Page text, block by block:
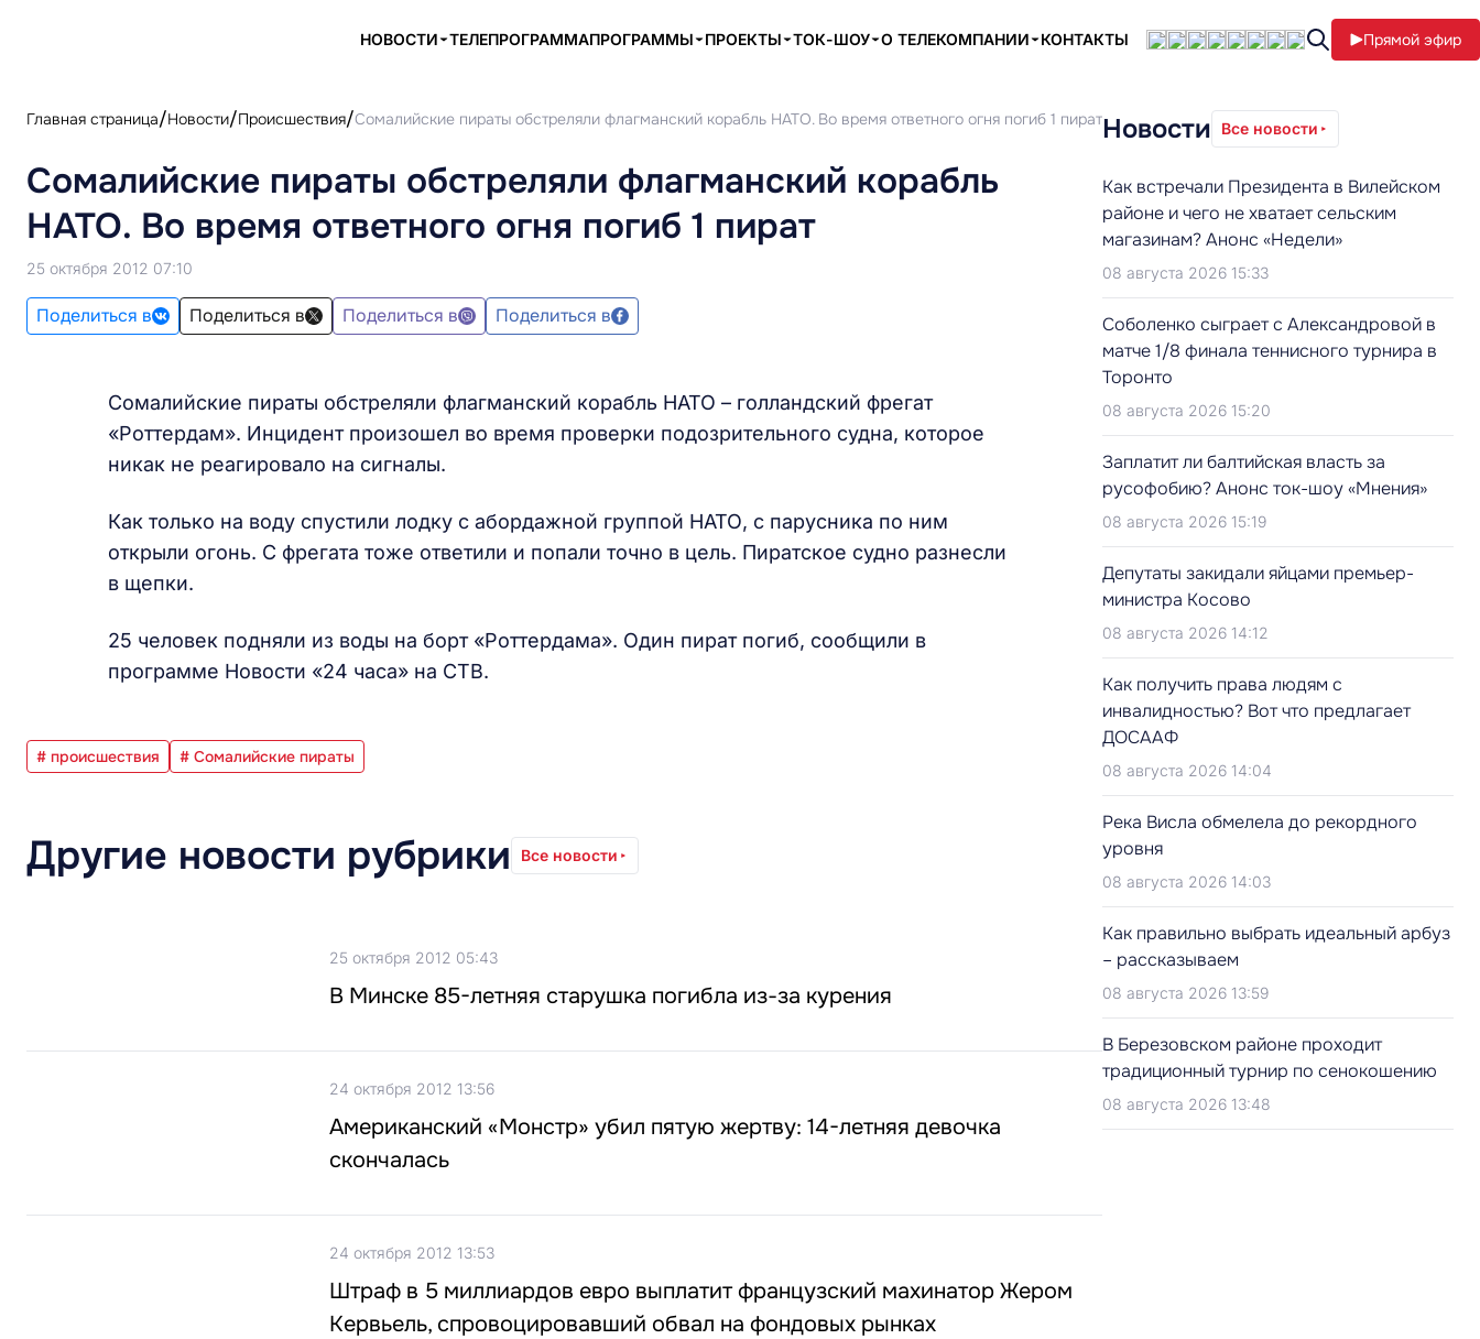
НОВОСТИ ТЕЛЕПРОГРАММАПРОГРАММЫ ПРОЕКТЫ ТОК-ШОУ О ТЕЛЕКОМПАНИИ КОНТАКТЫ Прямой эфир
Главная страница Новости Происшествия Сомалийские пираты обстреляли флагманский корабль НАТО. Во время ответного огня погиб 1 пират
Сомалийские пираты обстреляли флагманский корабль
НАТО. Во время ответного огня погиб 1 пират
25 октября 2012 07:10
Поделиться в Поделиться в Поделиться в Поделиться в
Сомалийские пираты обстреляли флагманский корабль НАТО – голландский фрегат
«Роттердам». Инцидент произошел во время проверки подозрительного судна, которое
никак не реагировало на сигналы.
Как только на воду спустили лодку с абордажной группой НАТО, с парусника по ним
открыли огонь. С фрегата тоже ответили и попали точно в цель. Пиратское судно разнесли
в щепки.
25 человек подняли из воды на борт «Роттердама». Один пират погиб, сообщили в
программе Новости «24 часа» на СТВ.
# происшествия # Сомалийские пираты
Другие новости рубрики Все новости
25 октября 2012 05:43
В Минске 85-летняя старушка погибла из-за курения
24 октября 2012 13:56
Американский «Монстр» убил пятую жертву: 14-летняя девочка
скончалась
24 октября 2012 13:53
Штраф в 5 миллиардов евро выплатит французский махинатор Жером
Кервьель, спровоцировавший обвал на фондовых рынках
Новости Все новости
Как встречали Президента в Вилейском
районе и чего не хватает сельским
магазинам? Анонс «Недели»
08 августа 2026 15:33
Соболенко сыграет с Александровой в
матче 1/8 финала теннисного турнира в
Торонто
08 августа 2026 15:20
Заплатит ли балтийская власть за
русофобию? Анонс ток-шоу «Мнения»
08 августа 2026 15:19
Депутаты закидали яйцами премьер-
министра Косово
08 августа 2026 14:12
Как получить права людям с
инвалидностью? Вот что предлагает
ДОСААФ
08 августа 2026 14:04
Река Висла обмелела до рекордного
уровня
08 августа 2026 14:03
Как правильно выбрать идеальный арбуз
– рассказываем
08 августа 2026 13:59
В Березовском районе проходит
традиционный турнир по сенокошению
08 августа 2026 13:48